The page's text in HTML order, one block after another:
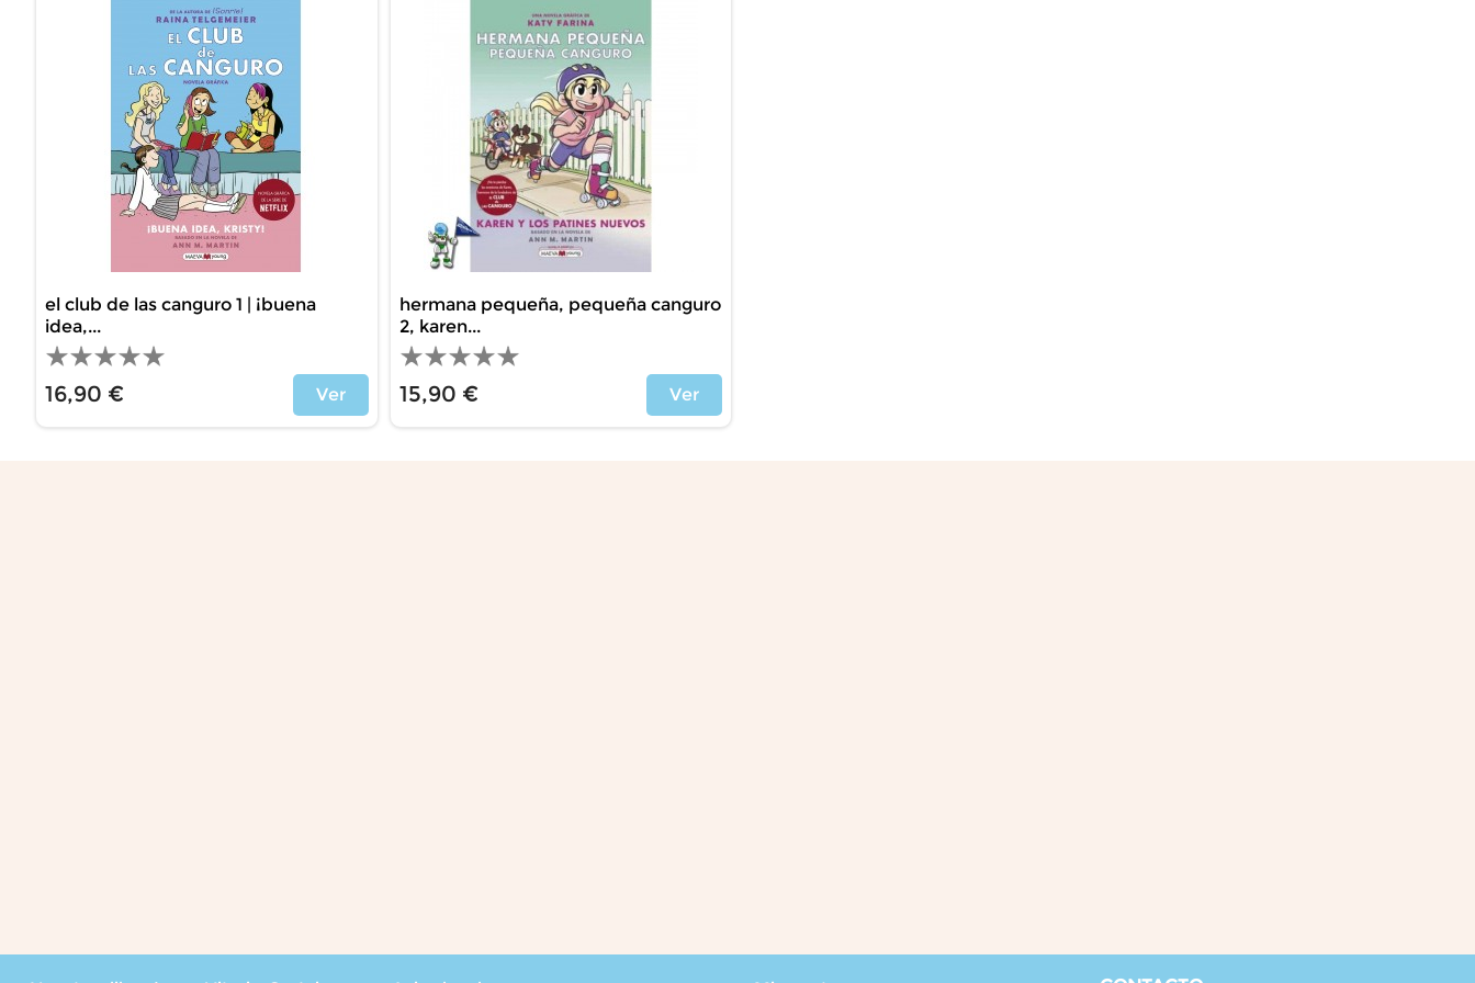
el club de las canguro 1 | ¡buena
idea,...
16,90 € Ver
hermana pequeña, pequeña canguro
2, karen...
15,90 € Ver